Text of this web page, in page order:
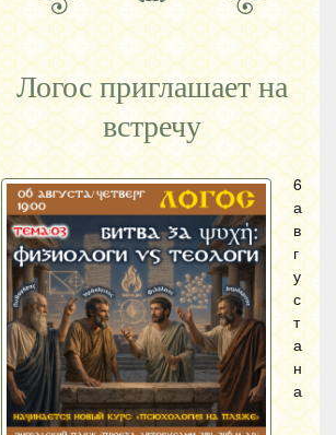
Логос приглашает на
встречу
6
а
в
г
у
с
т
а
н
а